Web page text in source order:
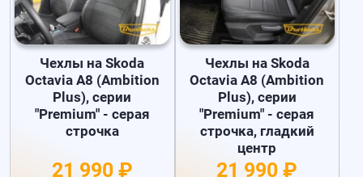
Чехлы на Skoda
Octavia A8 (Ambition
Plus), серии
"Premium" - серая
строчка
21 990 ₽
Чехлы на Skoda
Octavia A8 (Ambition
Plus), серии
"Premium" - серая
строчка, гладкий
центр
21 990 ₽